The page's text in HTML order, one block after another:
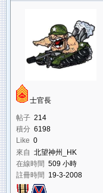
士官長
帖子 214
積分 6198
Like 0
來自 北望神州_HK
在線時間 509 小時
註冊時間
19-3-2008